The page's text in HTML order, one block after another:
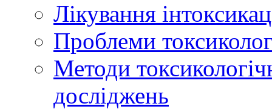
Лікування
Проблеми
Методи
досліджень